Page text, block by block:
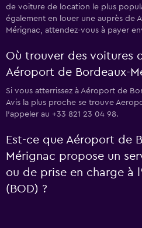
de voiture de location le plus
également en louer une auprès de
Mérignac, attendez-vous à payer
Où trouver des voitures
Aéroport de Bordeaux-
Si vous atterrissez à Aéroport de
Avis la plus proche se trouve
l’appeler au +33 821 23 04 98.
Est-ce que Aéroport de
Mérignac propose un
ou de prise en charge à
(BOD) ?